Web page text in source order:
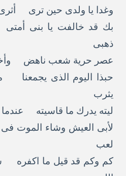
وغدا يا ولدى حين ترى
بك قد خالفت يا بنى
ذهبى
عصر حرية شعب ناهض
حبذا اليوم الذى
يثرب
ليته يدرك ما قاسيته
لأبى العيش وشاء
لعب
كم وكم قد قيل ما اكفره